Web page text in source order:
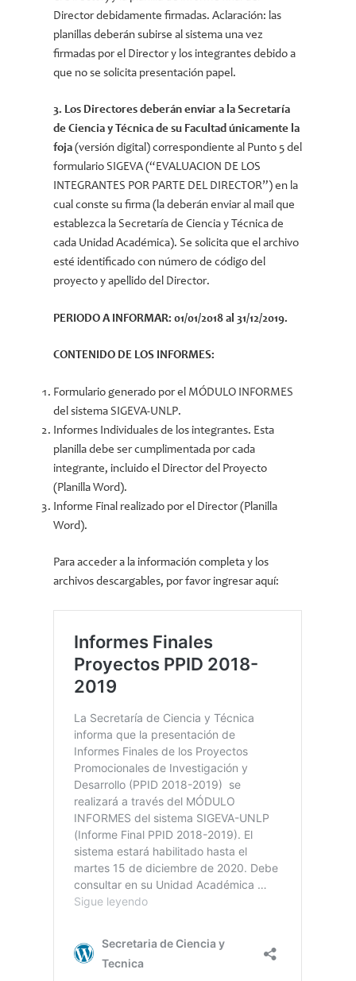
Director debidamente firmadas. Aclaración: las
planillas deberán subirse al sistema una vez
firmadas por el Director y los integrantes debido a
que no se solicita presentación papel.
3. Los Directores deberán enviar a la Secretaría
de Ciencia y Técnica de su Facultad únicamente la
foja (versión digital) correspondiente al Punto 5 del
formulario SIGEVA (“EVALUACION DE LOS
INTEGRANTES POR PARTE DEL DIRECTOR”) en la
cual conste su firma (la deberán enviar al mail que
establezca la Secretaría de Ciencia y Técnica de
cada Unidad Académica). Se solicita que el archivo
esté identificado con número de código del
proyecto y apellido del Director.
PERIODO A INFORMAR: 01/01/2018 al 31/12/2019.
CONTENIDO DE LOS INFORMES:
Formulario generado por el MÓDULO INFORMES
del sistema SIGEVA-UNLP.
Informes Individuales de los integrantes. Esta
planilla debe ser cumplimentada por cada
integrante, incluido el Director del Proyecto
(Planilla Word).
Informe Final realizado por el Director (Planilla
Word).
Para acceder a la información completa y los
archivos descargables, por favor ingresar aquí: